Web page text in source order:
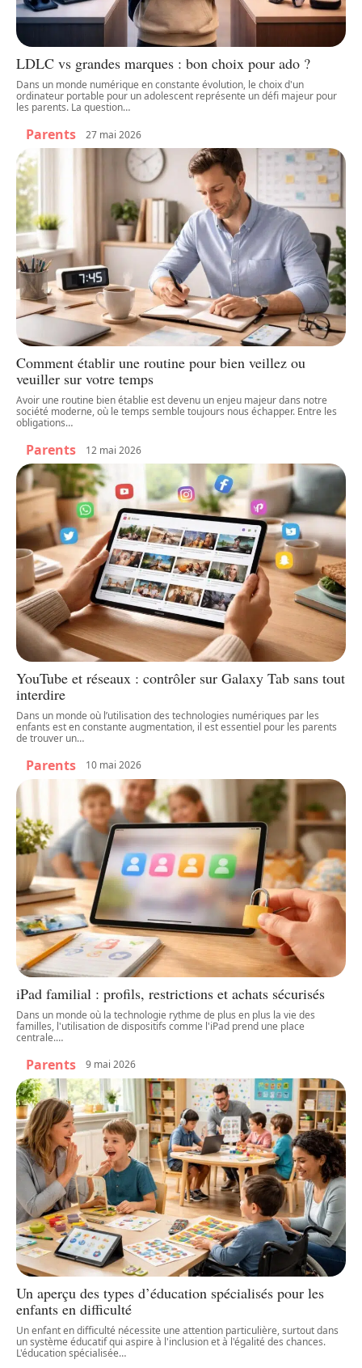
LDLC vs grandes marques : bon choix pour ado ?
Dans un monde numérique en constante évolution, le choix d'un
ordinateur portable pour un adolescent représente un défi majeur pour
les parents. La question…
Parents 27 mai 2026
Comment établir une routine pour bien veillez ou
veuiller sur votre temps
Avoir une routine bien établie est devenu un enjeu majeur dans notre
société moderne, où le temps semble toujours nous échapper. Entre les
obligations…
Parents 12 mai 2026
YouTube et réseaux : contrôler sur Galaxy Tab sans tout
interdire
Dans un monde où l’utilisation des technologies numériques par les
enfants est en constante augmentation, il est essentiel pour les parents
de trouver un…
Parents 10 mai 2026
iPad familial : profils, restrictions et achats sécurisés
Dans un monde où la technologie rythme de plus en plus la vie des
familles, l'utilisation de dispositifs comme l'iPad prend une place
centrale.…
Parents 9 mai 2026
Un aperçu des types d’éducation spécialisés pour les
enfants en difficulté
Un enfant en difficulté nécessite une attention particulière, surtout dans
un système éducatif qui aspire à l'inclusion et à l'égalité des chances.
L'éducation spécialisée…